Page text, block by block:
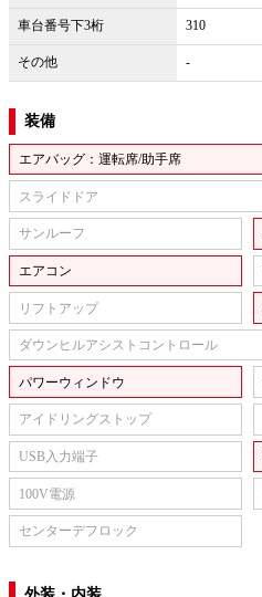
車台番号下3桁 310
その他 -
装備
エアバッグ：運転席/助手席
スライドドア
サンルーフ
エアコン
リフトアップ
ダウンヒルアシストコントロール
パワーウィンドウ
アイドリングストップ
USB入力端子
100V電源
センターデフロック